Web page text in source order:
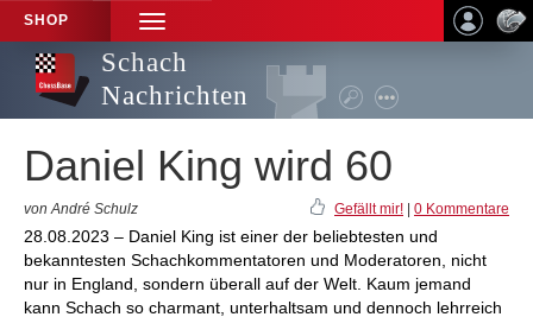
SHOP
TOGGLE
NAVIGATION
Schach
Nachrichten
Daniel King wird 60
von André Schulz Gefällt mir! 0 Kommentare
28.08.2023 – Daniel King ist einer der beliebtesten und
bekanntesten Schachkommentatoren und Moderatoren, nicht
nur in England, sondern überall auf der Welt. Kaum jemand
kann Schach so charmant, unterhaltsam und dennoch lehrreich